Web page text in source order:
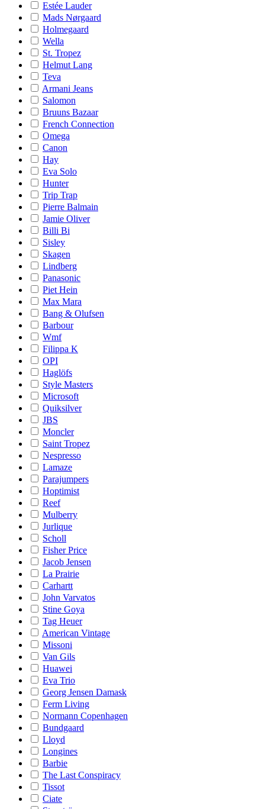
Estée Lauder
Mads Nørgaard
Holmegaard
Wella
St. Tropez
Helmut Lang
Teva
Armani Jeans
Salomon
Bruuns Bazaar
French Connection
Omega
Canon
Hay
Eva Solo
Hunter
Trip Trap
Pierre Balmain
Jamie Oliver
Billi Bi
Sisley
Skagen
Lindberg
Panasonic
Piet Hein
Max Mara
Bang & Olufsen
Barbour
Wmf
Filippa K
OPI
Haglöfs
Style Masters
Microsoft
Quiksilver
JBS
Moncler
Saint Tropez
Nespresso
Lamaze
Parajumpers
Hoptimist
Reef
Mulberry
Jurlique
Scholl
Fisher Price
Jacob Jensen
La Prairie
Carhartt
John Varvatos
Stine Goya
Tag Heuer
American Vintage
Missoni
Van Gils
Huawei
Eva Trio
Georg Jensen Damask
Ferm Living
Normann Copenhagen
Bundgaard
Lloyd
Longines
Barbie
The Last Conspiracy
Tissot
Ciate